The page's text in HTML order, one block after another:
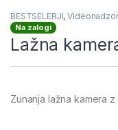
BESTSELERJI,Videonadzor
Na zalogi
Lažna
Zunanja lažna kamera